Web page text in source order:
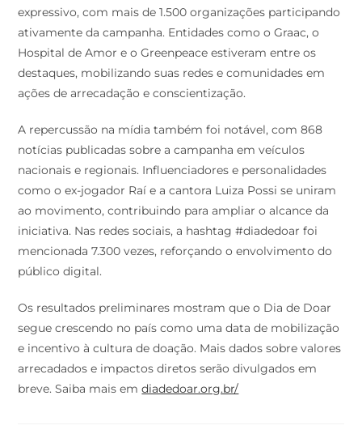
expressivo, com mais de 1.500 organizações participando
ativamente da campanha. Entidades como o Graac, o
Hospital de Amor e o Greenpeace estiveram entre os
destaques, mobilizando suas redes e comunidades em
ações de arrecadação e conscientização.
A repercussão na mídia também foi notável, com 868
notícias publicadas sobre a campanha em veículos
nacionais e regionais. Influenciadores e personalidades
como o ex-jogador Raí e a cantora Luiza Possi se uniram
ao movimento, contribuindo para ampliar o alcance da
iniciativa. Nas redes sociais, a hashtag #diadedoar foi
mencionada 7.300 vezes, reforçando o envolvimento do
público digital.
Os resultados preliminares mostram que o Dia de Doar
segue crescendo no país como uma data de mobilização
e incentivo à cultura de doação. Mais dados sobre valores
arrecadados e impactos diretos serão divulgados em
breve. Saiba mais emdiadedoar.org.br/